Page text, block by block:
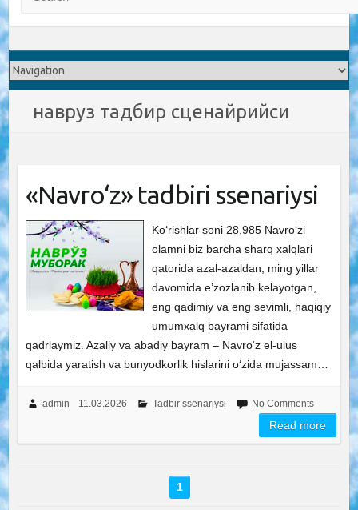
навруз тадбир сценайрийси
«Navro‘z» tadbiri ssenariysi
Ko‘rishlar soni 28,985 Navro‘zi
olamni biz barcha sharq xalqlari
qatorida azal-azaldan, ming yillar
davomida e’zozlanib kelayotgan,
eng qadimiy va eng sevimli, haqiqiy
umumxalq bayrami sifatida
qadrlaymiz. Azaliy va abadiy bayram – Navro‘z el-ulus
qalbida yaratish va bunyodkorlik hislarini o‘zida mujassam…
admin 11.03.2026 Tadbir ssenariysi No Comments
Read more
1